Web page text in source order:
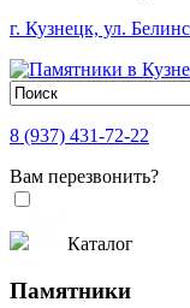
г. Кузнецк, ул.
8 (937) 431-72-22
Вам перезвонить?
Каталог
Памятники